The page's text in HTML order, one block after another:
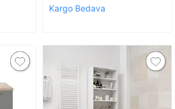
Kargo Bedava